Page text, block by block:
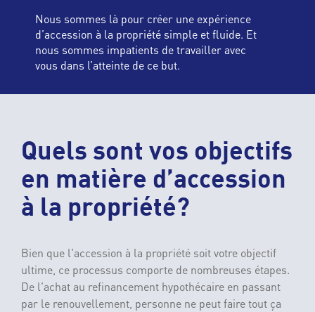
Nous sommes là pour créer une expérience
d’accession à la propriété simple et fluide. Et
nous sommes impatients de travailler avec
vous dans l’atteinte de ce but.
Quels sont vos objectifs
en matière d’accession
à la propriété?
Bien que l'accession à la propriété soit votre objectif
ultime, ce processus comporte de nombreuses étapes.
De l'achat au refinancement hypothécaire en passant
par le renouvellement, personne ne peut faire tout ça